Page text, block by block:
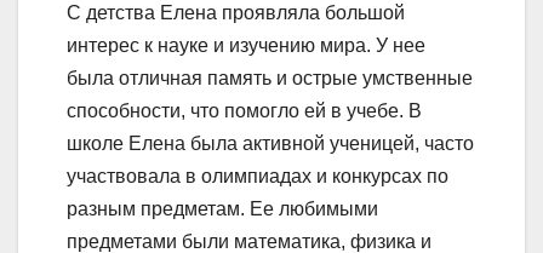
С детства Елена проявляла большой
интерес к науке и изучению мира. У нее
была отличная память и острые умственные
способности, что помогло ей в учебе. В
школе Елена была активной ученицей, часто
участвовала в олимпиадах и конкурсах по
разным предметам. Ее любимыми
предметами были математика, физика и